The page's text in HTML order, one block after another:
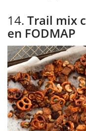
14. Trail mix
en FODMAP